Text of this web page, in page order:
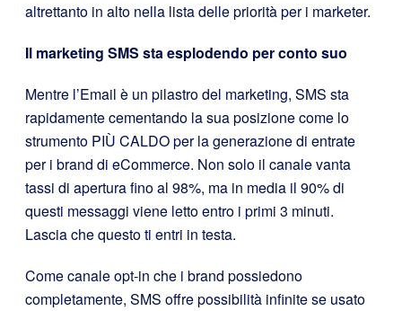
altrettanto in alto nella lista delle priorità per i marketer.
Il marketing SMS sta esplodendo per conto suo
Mentre l’Email è un pilastro del marketing, SMS sta
rapidamente cementando la sua posizione come lo
strumento PIÙ CALDO per la generazione di entrate
per i brand di eCommerce. Non solo il canale vanta
tassi di apertura fino al 98%, ma in media il 90% di
questi messaggi viene letto entro i primi 3 minuti.
Lascia che questo ti entri in testa.
Come canale opt-in che i brand possiedono
completamente, SMS offre possibilità infinite se usato